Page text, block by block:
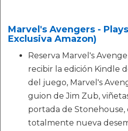
Marvel's Avengers -
Exclusiva Amazon)
Reserva Marvel's
recibir la edición Kindle
del juego, Marvel's
guion de Jim Zub,
portada de Stonehouse,
totalmente nueva